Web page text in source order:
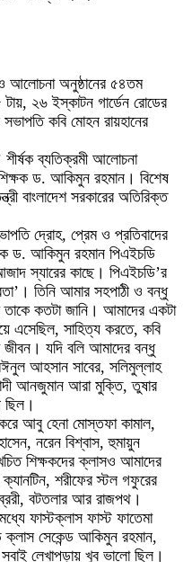
ও আলোচনা অনুষ্ঠানের ৫৪তম
২৬ ইস্কাটন গার্ডেন রোডের
কবি মোহন রায়হানের
শীর্ষক ব্যতিক্রমী আলোচনা
ড. আকিমুন রহমান। বিশেষ
বাংলাদেশ সরকারের অতিরিক্ত
দ্রোহ, প্রেম ও প্রতিবাদের
ড. আকিমুন রহমান পিএইচডি
স্যারের কাছে। পিএইচডি’র
তিনি আমার সহপাঠী ও বন্ধু
কতটা জানি। আমাদের একটা
এসেছিল, সাহিত্য করতে, কবি
যদি বলি আমাদের বন্ধু
আহসান সাবের, সলিমুল্লাহ
আনজুমান আরা মুক্তি, তুষার
আবু হেনা মোস্তফা কামাল,
নরেন বিশ্বাস, হুমায়ুন
শিক্ষকদের ক্লাসও আমাদের
শরীফের স্টল গফুরের
বটতলার আর রাজপথ।
ফাস্টক্লাস ফাস্ট ফাতেমা
ক্লাস সেকেন্ড আকিমুন রহমান,
লেখাপড়ায় খুব ভালো ছিল।